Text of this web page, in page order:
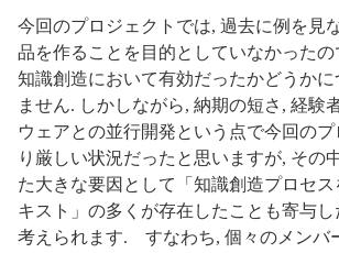
今回のプロジェクトでは, 過去に例を見
品を作ることを目的としていなかった
知識創造において有効だったかどうかに
ません. しかしながら, 納期の短さ, 経験
ウェアとの並行開発という点で今回の
り厳しい状況だったと思いますが, その
た大きな要因として「知識創造プロセ
キスト」の多くが存在したことも寄与し
考えられます. すなわち, 個々のメンバ